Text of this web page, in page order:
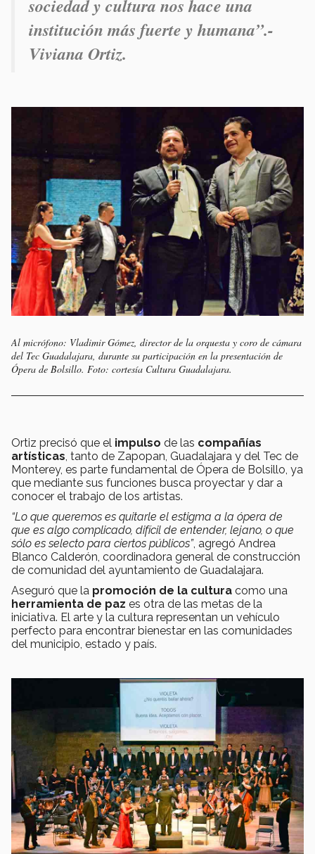
sociedad y cultura nos hace una
institución más fuerte y humana”.-
Viviana Ortiz.
Al micrófono: Vladimir Gómez, director de la orquesta y coro de cámara
del Tec Guadalajara, durante su participación en la presentación de
Ópera de Bolsillo. Foto: cortesía Cultura Guadalajara.
Ortiz precisó que el impulso de las compañías
artísticas , tanto de Zapopan, Guadalajara y del Tec de
Monterey, es parte fundamental de Ópera de Bolsillo, ya
que mediante sus funciones busca proyectar y dar a
conocer el trabajo de los artistas.
“Lo que queremos es quitarle el estigma a la ópera de
que es algo complicado, difícil de entender, lejano, o que
sólo es selecto para ciertos públicos”, agregó Andrea
Blanco Calderón, coordinadora general de construcción
de comunidad del ayuntamiento de Guadalajara.
Aseguró que la promoción de la cultura como una
herramienta de paz es otra de las metas de la
iniciativa. El arte y la cultura representan un vehículo
perfecto para encontrar bienestar en las comunidades
del municipio, estado y país.